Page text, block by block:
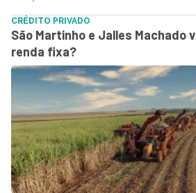
CRÉDITO PRIVADO
São Martinho e Jalles Machado
renda fixa?